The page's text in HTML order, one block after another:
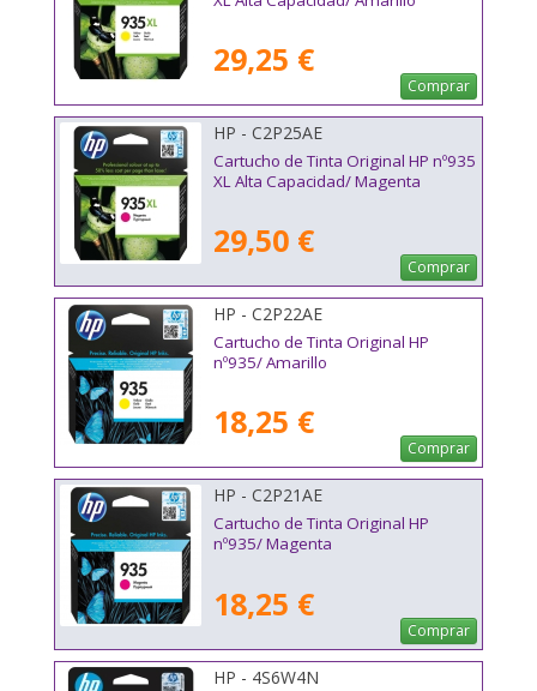
29,25 €
Comprar
HP - C2P25AE
Cartucho de Tinta Original HP nº935
XL Alta Capacidad/ Magenta
29,50 €
Comprar
HP - C2P22AE
Cartucho de Tinta Original HP
nº935/ Amarillo
18,25 €
Comprar
HP - C2P21AE
Cartucho de Tinta Original HP
nº935/ Magenta
18,25 €
Comprar
HP - 4S6W4N